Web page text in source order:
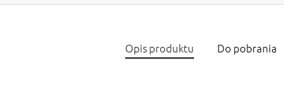
Opis produktu Do pobrania